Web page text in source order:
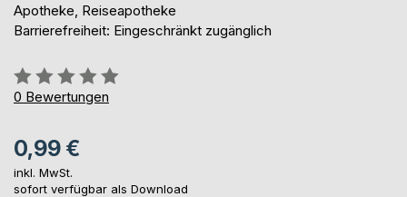
Apotheke, Reiseapotheke
Barrierefreiheit: Eingeschränkt zugänglich
Bewertung::
0%
0 Bewertungen
0,99 €
inkl. MwSt.
sofort verfügbar als Download